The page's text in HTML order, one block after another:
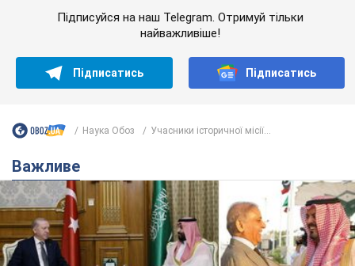
Підписуйся на наш Telegram. Отримуй тільки
найважливіше!
Підписатись Підписатись
Наука Обоз Учасники історичної місії...
Важливе